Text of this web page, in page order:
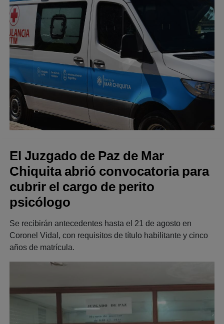
El Juzgado de Paz de Mar
Chiquita abrió convocatoria para
cubrir el cargo de perito
psicólogo
Se recibirán antecedentes hasta el 21 de agosto en
Coronel Vidal, con requisitos de título habilitante y cinco
años de matrícula.